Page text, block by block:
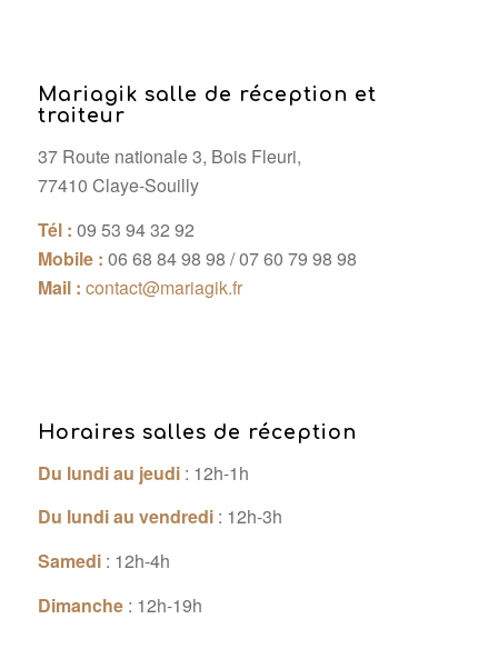
Mariagik salle de réception et
traiteur
37 Route nationale 3, Bois Fleuri,
77410 Claye-Souilly
Tél : 09 53 94 32 92
Mobile : 06 68 84 98 98 / 07 60 79 98 98
Mail : contact@mariagik.fr
Horaires salles de réception
Du lundi au jeudi : 12h-1h
Du lundi au vendredi: 12h-3h
Samedi: 12h-4h
Dimanche: 12h-19h